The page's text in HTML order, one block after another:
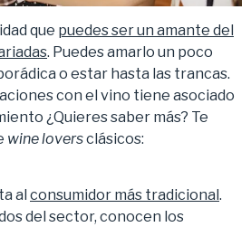
que puedes ser un amante del
. Puedes amarlo un poco
o estar hasta las trancas.
con el vino tiene asociado
¿Quieres saber más? Te
wine loversclásicos:
al consumidor más tradicional .
del sector, conocen los